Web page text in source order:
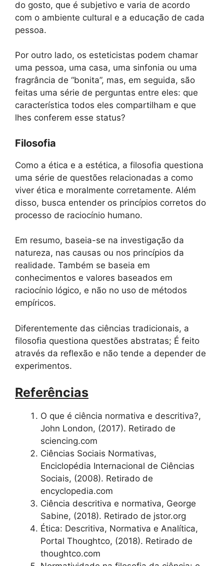
do gosto, que é subjetivo e varia de acordo
com o ambiente cultural e a educação de cada
pessoa.
Por outro lado, os esteticistas podem chamar
uma pessoa, uma casa, uma sinfonia ou uma
fragrância de “bonita”, mas, em seguida, são
feitas uma série de perguntas entre eles: que
característica todos eles compartilham e que
lhes conferem esse status?
Filosofia
Como a ética e a estética, a filosofia questiona
uma série de questões relacionadas a como
viver ética e moralmente corretamente. Além
disso, busca entender os princípios corretos do
processo de raciocínio humano.
Em resumo, baseia-se na investigação da
natureza, nas causas ou nos princípios da
realidade. Também se baseia em
conhecimentos e valores baseados em
raciocínio lógico, e não no uso de métodos
empíricos.
Diferentemente das ciências tradicionais, a
filosofia questiona questões abstratas; É feito
através da reflexão e não tende a depender de
experimentos.
Referências
O que é ciência normativa e descritiva?,
John London, (2017). Retirado de
sciencing.com
Ciências Sociais Normativas,
Enciclopédia Internacional de Ciências
Sociais, (2008). Retirado de
encyclopedia.com
Ciência descritiva e normativa, George
Sabine, (2018). Retirado de jstor.org
Ética: Descritiva, Normativa e Analítica,
Portal Thoughtco, (2018). Retirado de
thoughtco.com